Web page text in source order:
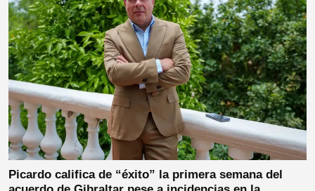
Picardo califica de “éxito” la primera semana del